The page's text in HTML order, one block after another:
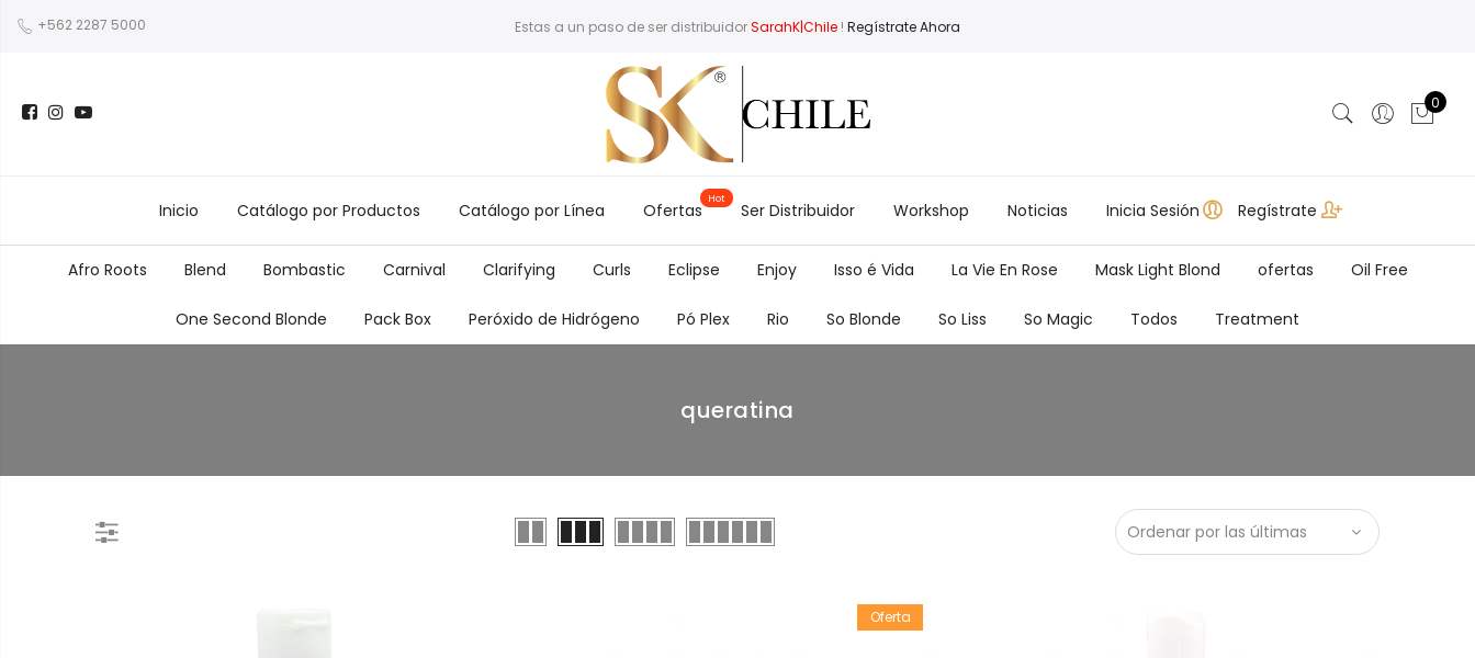
+562 2287 5000 Estas a un paso de ser distribuidorSarahK|Chile ! Regístrate Ahora
0
Inicio Catálogo por Productos Catálogo por Línea Ofertas Ser Distribuidor Workshop Noticias Inicia Sesión Regístrate
Afro Roots Blend Bombastic Carnival Clarifying Curls Eclipse Enjoy Isso é Vida La Vie En Rose Mask Light Blond ofertas Oil Free
One Second Blonde Pack Box Peróxido de Hidrógeno Pó Plex Rio So Blonde So Liss So Magic Todos Treatment
queratina
Oferta